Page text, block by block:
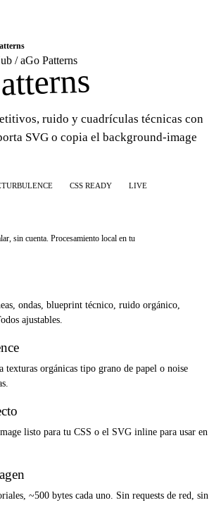
/ aGo Patterns
ruido y cuadrículas técnicas con
SVG o copia el background-image
CSS READY LIVE
sin cuenta. Procesamiento local en tu
ondas, blueprint técnico, ruido orgánico,
ajustables.
orgánicas tipo grano de papel o noise
listo para tu CSS o el SVG inline para usar en
~500 bytes cada uno. Sin requests de red, sin